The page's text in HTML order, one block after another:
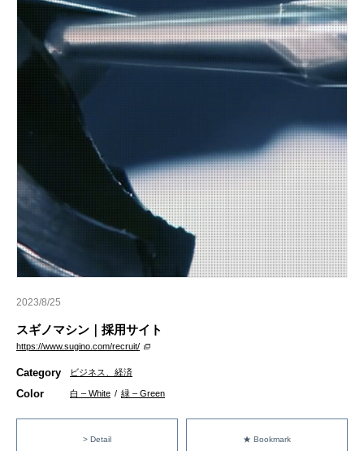
2023/8/25
スギノマシン｜採用サイト
https://www.sugino.com/recruit/
Category ビジネス、経済
Color 白 – White / 緑 – Green
> Detail ★ Bookmark